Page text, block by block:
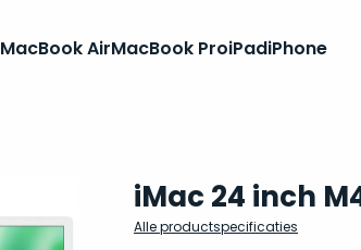
MacBook AirMacBook ProiPadiPhone
iMac 24 inch
Alle productspecificaties